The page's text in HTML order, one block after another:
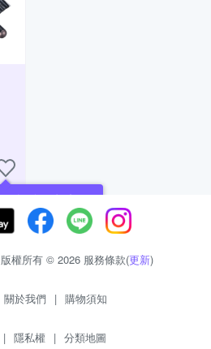
喜愛的商店！
權所有 © 2026 服務條款(更新)
關於我們 | 購物須知
| 隱私權 | 分類地圖